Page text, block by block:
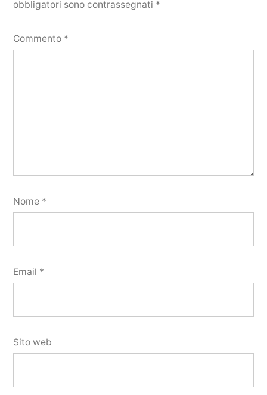
obbligatori sono contrassegnati *
Commento *
Nome *
Email *
Sito web